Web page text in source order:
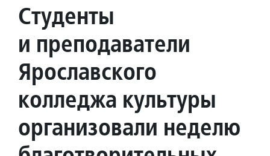
Студенты
и преподаватели
Ярославского
колледжа культуры
организовали неделю